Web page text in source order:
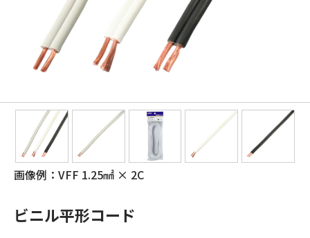
画像例：VFF 1.25㎟ × 2C
ビニル平形コード